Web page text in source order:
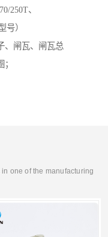
250T、
号）
、闸瓦、闸瓦总
one of the manufacturing